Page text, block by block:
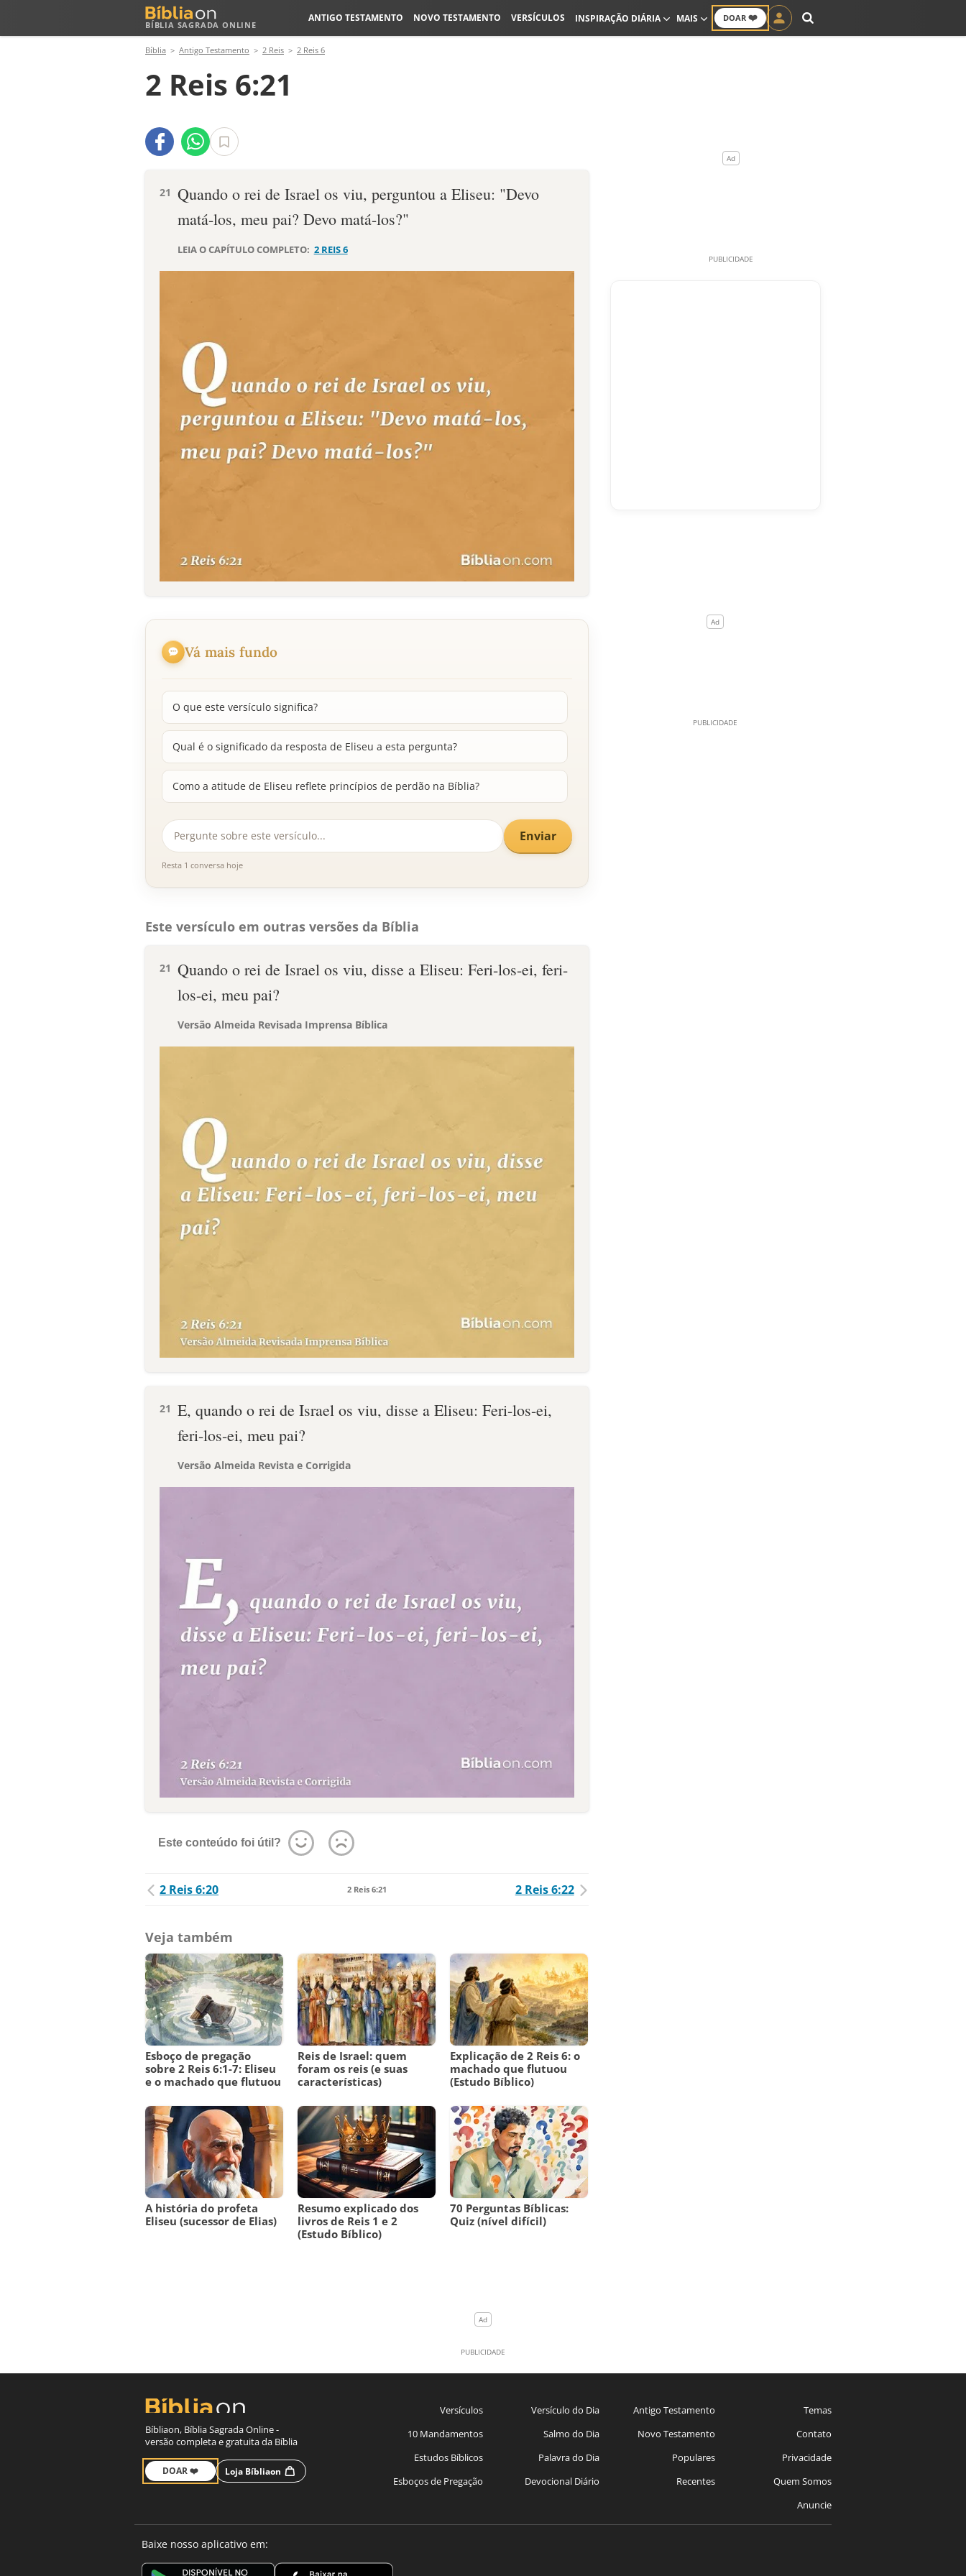
BÍBLIA SAGRADA ONLINE
DOAR ❤️
ANTIGO TESTAMENTO NOVO TESTAMENTO VERSÍCULOS INSPIRAÇÃO DIÁRIA MAIS
Bíblia Antigo Testamento 2 Reis 2 Reis 6
2 Reis 6:21
21 Quando o rei de Israel os viu, perguntou a Eliseu: "Devo
matá-los, meu pai? Devo matá-los?"
LEIA O CAPÍTULO COMPLETO: 2 REIS 6
Vá mais fundo
O que este versículo significa?
Qual é o significado da resposta de Eliseu a esta pergunta?
Como a atitude de Eliseu reflete princípios de perdão na Bíblia?
Enviar
Resta 1 conversa hoje
Este versículo em outras versões da Bíblia
21 Quando o rei de Israel os viu, disse a Eliseu: Feri-los-ei, feri-
los-ei, meu pai?
Versão Almeida Revisada Imprensa Bíblica
21 E, quando o rei de Israel os viu, disse a Eliseu: Feri-los-ei,
feri-los-ei, meu pai?
Versão Almeida Revista e Corrigida
Este conteúdo foi útil?
2 Reis 6:20 2 Reis 6:21 2 Reis 6:22
Veja também
Esboço de pregação
sobre 2 Reis 6:1-7: Eliseu
e o machado que flutuou
Reis de Israel: quem
foram os reis (e suas
características)
Explicação de 2 Reis 6: o
machado que flutuou
(Estudo Bíblico)
A história do profeta
Eliseu (sucessor de Elias)
Resumo explicado dos
livros de Reis 1 e 2
(Estudo Bíblico)
70 Perguntas Bíblicas:
Quiz (nível difícil)
Bíbliaon, Bíblia Sagrada Online -
versão completa e gratuita da Bíblia
DOAR ❤️ Loja Bíbliaon
Versículos
10 Mandamentos
Estudos Bíblicos
Esboços de Pregação
Versículo do Dia
Salmo do Dia
Palavra do Dia
Devocional Diário
Antigo Testamento
Novo Testamento
Populares
Recentes
Temas
Contato
Privacidade
Quem Somos
Anuncie
Baixe nosso aplicativo em: